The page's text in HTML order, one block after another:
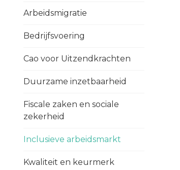
Arbeidsmigratie
Bedrijfsvoering
Cao voor Uitzendkrachten
Duurzame inzetbaarheid
Fiscale zaken en sociale
zekerheid
Inclusieve arbeidsmarkt
Kwaliteit en keurmerk